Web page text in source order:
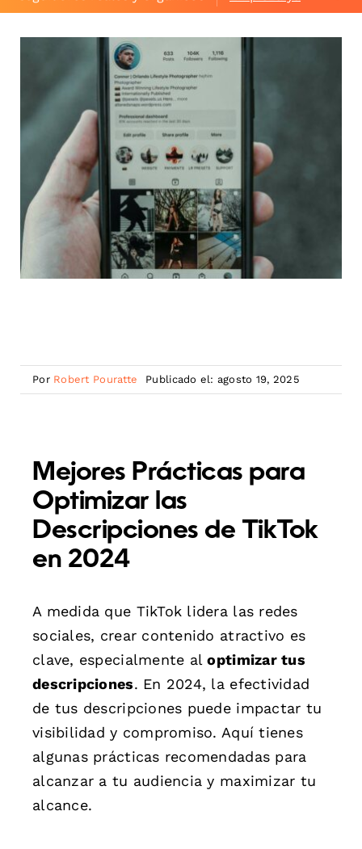
Por Robert Pouratte Publicado el: agosto 19, 2025
Mejores Prácticas para
Optimizar las
Descripciones de TikTok
en 2024
A medida que TikTok lidera las redes
sociales, crear contenido atractivo es
clave, especialmente aloptimizar tus
descripciones. En 2024, la efectividad
de tus descripciones puede impactar tu
visibilidad y compromiso. Aquí tienes
algunas prácticas recomendadas para
alcanzar a tu audiencia y maximizar tu
alcance.